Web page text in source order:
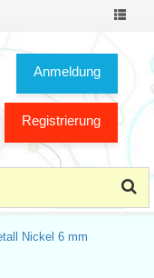
Toggle
Anmeldung
Registrierung
Nickel 6 mm